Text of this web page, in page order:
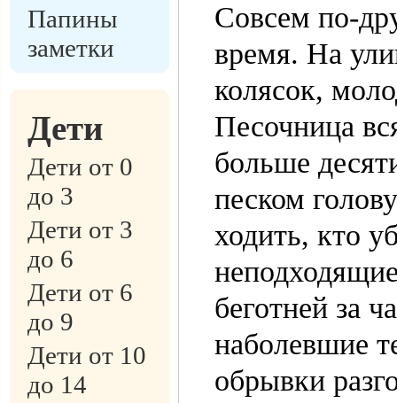
Папины
заметки
Дети
Дети от 0
до 3
Дети от 3
до 6
Дети от 6
до 9
Дети от 10
до 14
Совсем по-
время. На
колясок,
Песочница
больше
песком
ходить, кто
беготней за
наболевшие
обрывки